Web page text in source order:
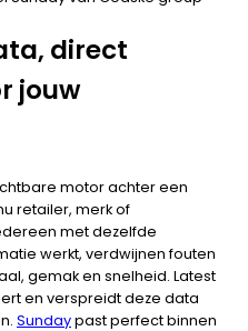
direct
jouw
motor achter een
retailer, merk of
met dezelfde
werkt, verdwijnen fouten
gemak en snelheid. Latest
en verspreidt deze data
Sundaypast perfect binnen